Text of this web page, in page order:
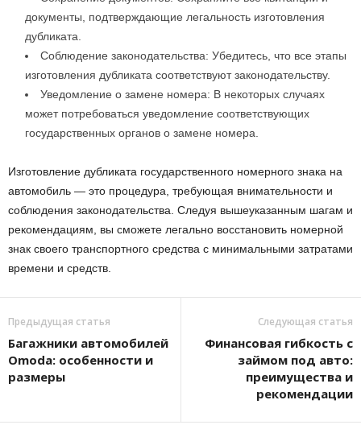
документы, подтверждающие легальность изготовления
дубликата.
Соблюдение законодательства: Убедитесь, что все этапы
изготовления дубликата соответствуют законодательству.
Уведомление о замене номера: В некоторых случаях
может потребоваться уведомление соответствующих
государственных органов о замене номера.
Изготовление дубликата государственного номерного знака на
автомобиль — это процедура, требующая внимательности и
соблюдения законодательства. Следуя вышеуказанным шагам и
рекомендациям, вы сможете легально восстановить номерной
знак своего транспортного средства с минимальными затратами
времени и средств.
Предыдущая статья
Багажники автомобилей
Omoda: особенности и
размеры
Следующая статья
Финансовая гибкость с
займом под авто:
преимущества и
рекомендации